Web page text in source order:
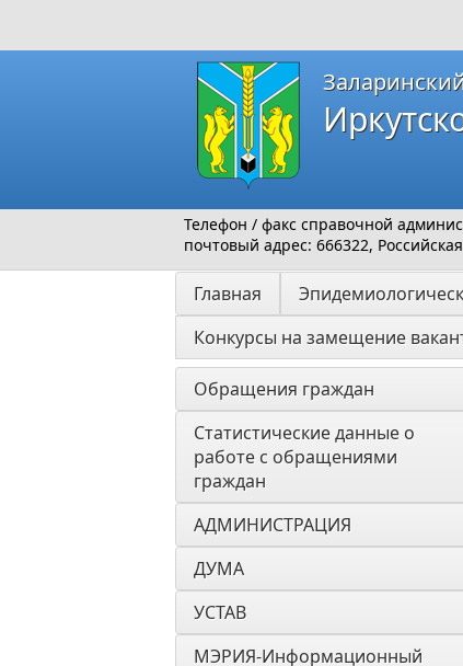
Телефон / факс справочной
почтовый адрес: 666322,
Главная
Конкурсы на замещение
Обращения граждан
Статистические данные о
работе с обращениями
граждан
АДМИНИСТРАЦИЯ
ДУМА
УСТАВ
МЭРИЯ-Информационный